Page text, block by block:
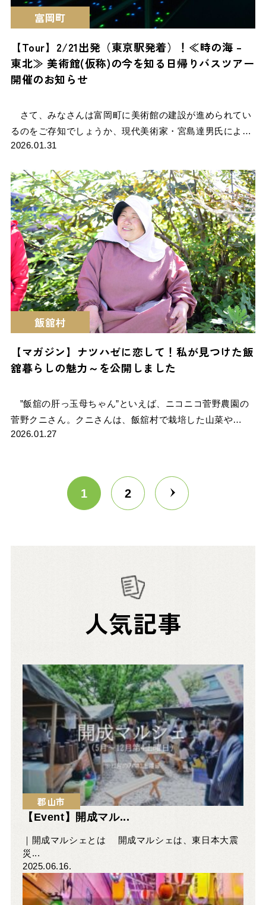
富岡町
【Tour】2/21出発（東京駅発着）！≪時の海 –
東北≫ 美術館(仮称)の今を知る日帰りバスツアー
開催のお知らせ
さて、みなさんは富岡町に美術館の建設が進められてい
るのをご存知でしょうか、現代美術家・宮島達男氏によ…
2026.01.31
飯舘村
【マガジン】ナツハゼに恋して！私が見つけた飯
舘暮らしの魅力～を公開しました
”飯舘の肝っ玉母ちゃん”といえば、ニコニコ菅野農園の
菅野クニさん。クニさんは、飯舘村で栽培した山菜や…
2026.01.27
1 2
人気記事
郡山市
【Event】開成マル...
｜開成マルシェとは 開成マルシェは、東日本大震
災...
2025.06.16.